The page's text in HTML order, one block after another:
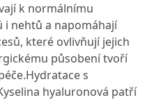
k normálnímu
i nehtů a napomáhají
které ovlivňují jejich
působení tvoří
s
hyaluronová patří